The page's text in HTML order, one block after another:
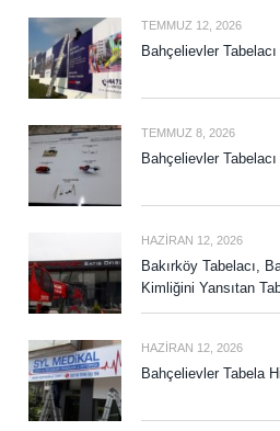
TEMMUZ 12, 2026
Bahçelievler
TEMMUZ 8, 2026
Bahçelievler
HAZIRAN 12, 2026
Bakırköy Tabelacı,
Kimliğini Yansıtan
HAZIRAN 12, 2026
Bahçelievler Tabela